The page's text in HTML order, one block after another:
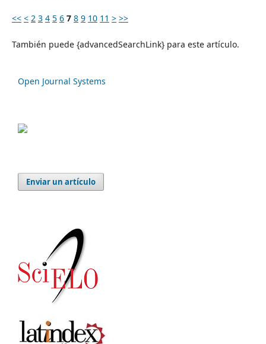
<< < 2 3 4 5 6 7 8 9 10 11 > >>
También puede {advancedSearchLink} para este artículo.
Open Journal Systems
Enviar un artículo